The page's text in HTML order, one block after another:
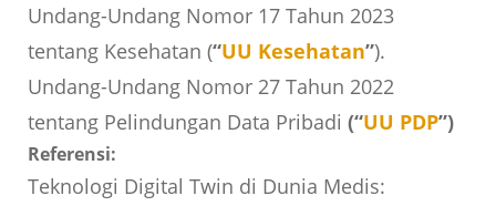
Undang-Undang Nomor 17 Tahun 2023
tentang Kesehatan (“UU Kesehatan”).
Undang-Undang Nomor 27 Tahun 2022
tentang Pelindungan Data Pribadi (“UU PDP”)
Referensi:
Teknologi Digital Twin di Dunia Medis: